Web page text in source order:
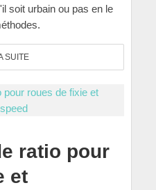
soit urbain ou pas en le
SUITE
ratio pour
et